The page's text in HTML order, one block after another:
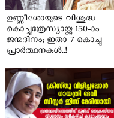
ഉണ്ണീശോയുടെ വിശുദ്ധ
കൊച്ചുത്രേസ്യായ്ക്കു 150-ാം
ജന്മദിനം; ഇതാ 7 കൊച്ചു
പ്രാർത്ഥനകൾ..!